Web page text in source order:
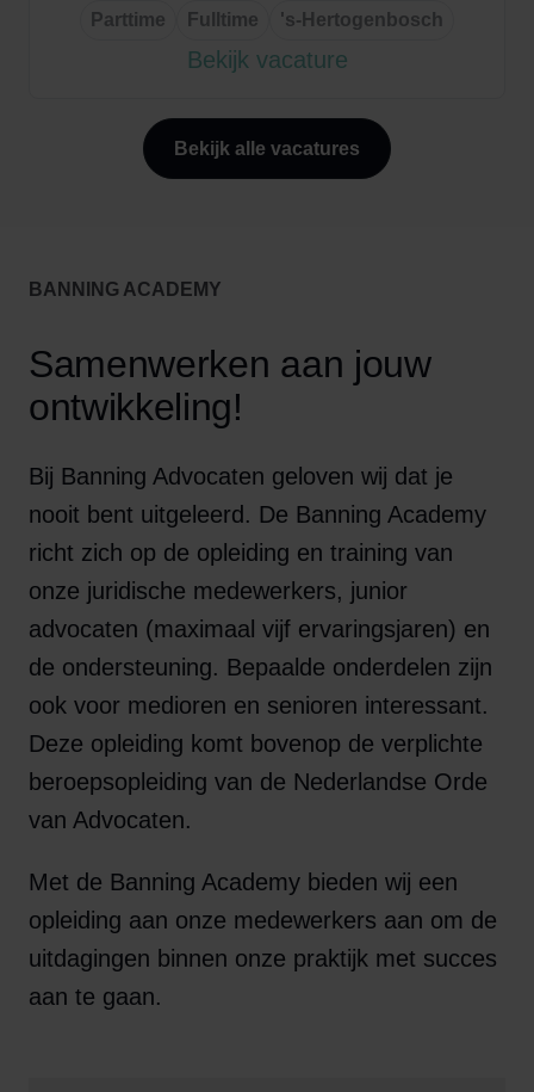
Parttime Fulltime 's-Hertogenbosch
Bekijk vacature
Bekijk alle vacatures
BANNING ACADEMY
Samenwerken aan jouw
ontwikkeling!
Bij Banning Advocaten geloven wij dat je
nooit bent uitgeleerd. De Banning Academy
richt zich op de opleiding en training van
onze juridische medewerkers, junior
advocaten (maximaal vijf ervaringsjaren) en
de ondersteuning. Bepaalde onderdelen zijn
ook voor medioren en senioren interessant.
Deze opleiding komt bovenop de verplichte
beroepsopleiding van de Nederlandse Orde
van Advocaten.
Met de Banning Academy bieden wij een
opleiding aan onze medewerkers aan om de
uitdagingen binnen onze praktijk met succes
aan te gaan.